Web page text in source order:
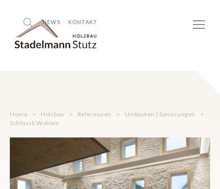
NEWS KONTAKT
Home > Holzbau > Referenzen > Umbauten | Sanierungen
>
Schlössli Wohlen